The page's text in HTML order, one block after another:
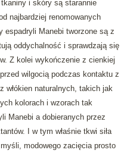
i skóry są starannie
najbardziej renomowanych
espadryli Manebi tworzone są z
oddychalność i sprawdzają się
Z kolei wykończenie z cienkiej
wilgocią podczas kontaktu z
włókien naturalnych, takich jak
kolorach i wzorach tak
Manebi a dobieranych przez
I w tym właśnie tkwi siła
modowego zacięcia prosto